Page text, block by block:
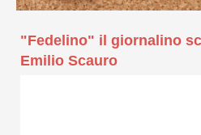
"Fedelino" il giornalino
Emilio Scauro